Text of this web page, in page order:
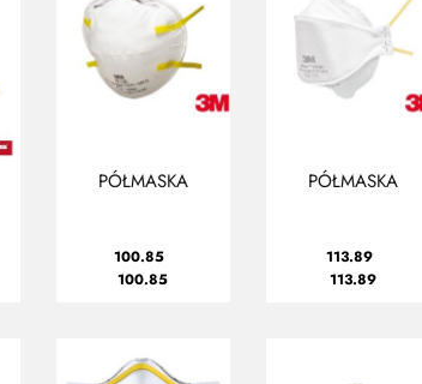
PÓŁMASKA
100.85
100.85
PÓŁMASKA
113.89
113.89